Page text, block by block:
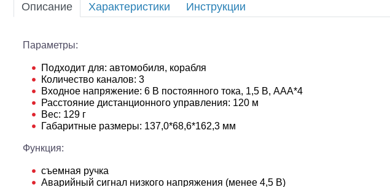
Шоссейки/дрифт/ралли
Описание Характеристики Инструкции
Параметры:
Подходит для: автомобиля, корабля
Количество каналов: 3
Входное напряжение: 6 В постоянного тока, 1,5 В, ААА*4
Расстояние дистанционного управления: 120 м
Вес: 129 г
Габаритные размеры: 137,0*68,6*162,3 мм
Функция:
съемная ручка
Аварийный сигнал низкого напряжения (менее 4,5 В)